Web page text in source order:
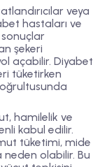
veya
hastaları ve
şekeri
açabilir. Diyabet
tüketirken
hamilelik ve
kabul edilir.
tüketimi, mide
neden olabilir. Bu